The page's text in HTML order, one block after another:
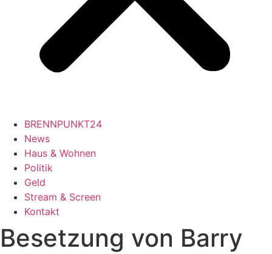
BRENNPUNKT24
News
Haus & Wohnen
Politik
Geld
Stream & Screen
Kontakt
Besetzung von Barry